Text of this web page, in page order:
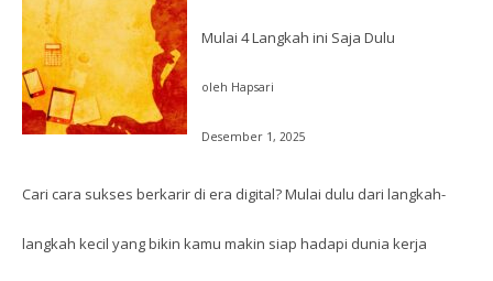
Mulai 4 Langkah ini Saja Dulu
oleh Hapsari
Desember 1, 2025
Cari cara sukses berkarir di era digital? Mulai dulu dari langkah-
langkah kecil yang bikin kamu makin siap hadapi dunia kerja